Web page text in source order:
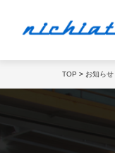
TOP > お知らせ